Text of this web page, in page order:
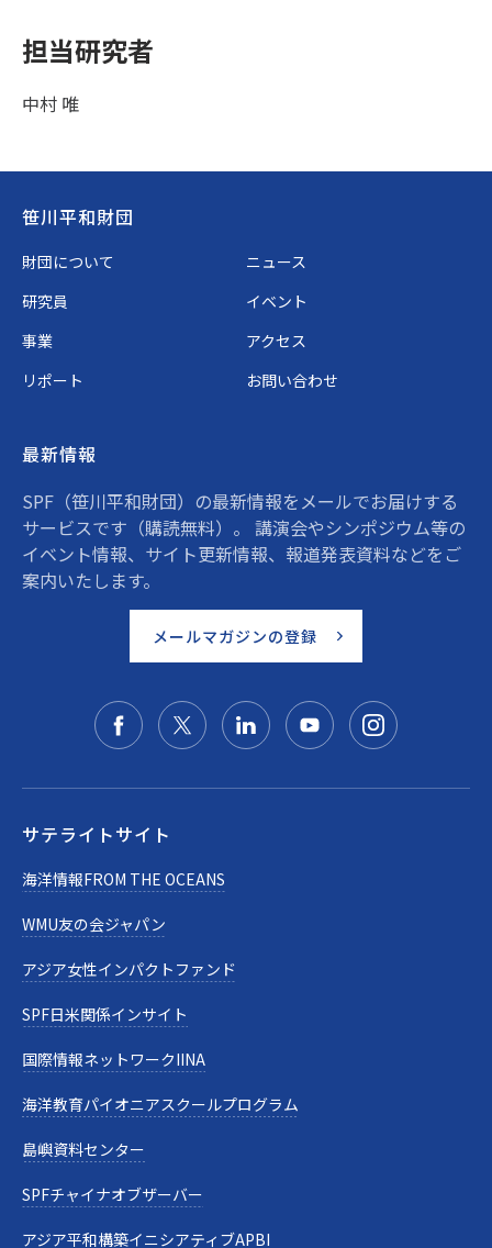
担当研究者
中村 唯
Footer
笹川平和財団
財団について
ニュース
研究員
イベント
事業
アクセス
リポート
お問い合わせ
最新情報
SPF（笹川平和財団）の最新情報をメールでお届けする
サービスです（購読無料）。 講演会やシンポジウム等の
イベント情報、サイト更新情報、報道発表資料などをご
案内いたします。
メールマガジンの登録
サテライトサイト
海洋情報FROM THE OCEANS
WMU友の会ジャパン
アジア女性インパクトファンド
SPF日米関係インサイト
国際情報ネットワークIINA
海洋教育パイオニアスクールプログラム
島嶼資料センター
SPFチャイナオブザーバー
アジア平和構築イニシアティブAPBI